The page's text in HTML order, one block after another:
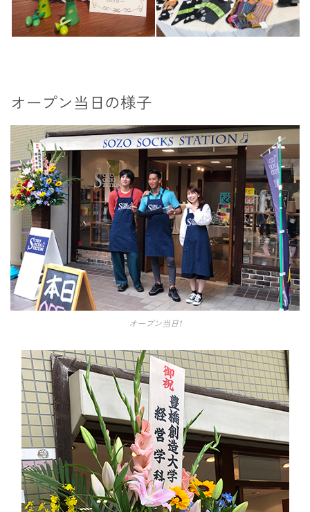
オープン当日の様子
オープン当日1